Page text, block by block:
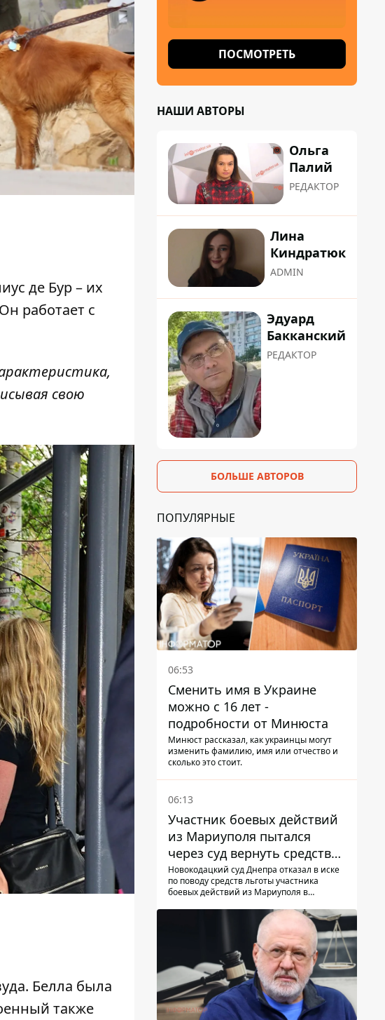
де Бур – их
работает с
свою
Белла была
также
ПОСМОТРЕТЬ
НАШИ АВТОРЫ
Ольга
Палий
РЕДАКТОР
Лина
Киндратюк
ADMIN
Эдуард
Бакканский
РЕДАКТОР
БОЛЬШЕ АВТОРОВ
ПОПУЛЯРНЫЕ
06:53
Сменить имя в Украине
можно с 16 лет -
подробности от Минюста
Минюст рассказал, как украинцы могут
изменить фамилию, имя или отчество и
сколько это стоит.
06:13
Участник боевых действий
из Мариуполя пытался
через суд вернуть средства
субсидии со счета в
Ощадбанке – каким было
Новокодацкий суд Днепра отказал в иске
по поводу средств льготы участника
боевых действий из Мариуполя в